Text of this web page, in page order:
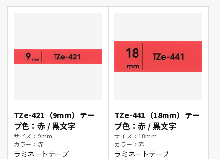
TZe-421（9mm）テー
プ色：赤 / 黒文字
サイズ：9mm
カラー：赤
ラミネートテープ
TZe-441（18mm）テー
プ色：赤 / 黒文字
サイズ：18mm
カラー：赤
ラミネートテープ